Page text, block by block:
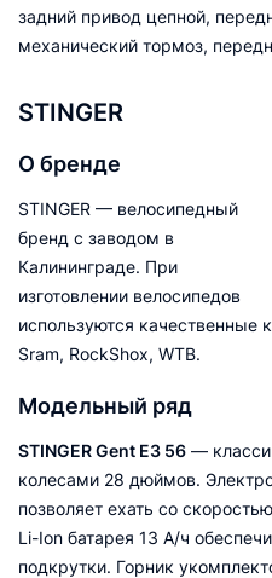
задний привод цепной,
механический тормоз,
STINGER
О бренде
STINGER — велосипедный
бренд с заводом в
Калининграде. При
изготовлении велосипедов
используются качественные
Sram, RockShox, WTB.
Модельный ряд
STINGER Gent E3 56 —
колесами 28 дюймов.
позволяет ехать со
Li-Ion батарея 13 А/ч
подкрутки. Горник